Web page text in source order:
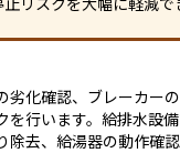
劣化確認、ブレーカー
を行います。給排水設
去、給湯器の動作確認